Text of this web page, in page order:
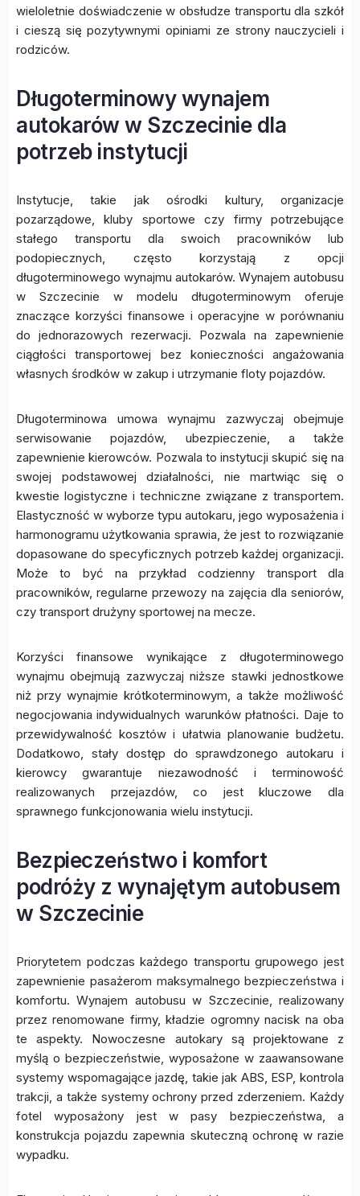
wieloletnie doświadczenie w obsłudze transportu dla szkół
i cieszą się pozytywnymi opiniami ze strony nauczycieli i
rodziców.
Długoterminowy wynajem
autokarów w Szczecinie dla
potrzeb instytucji
Instytucje, takie jak ośrodki kultury, organizacje
pozarządowe, kluby sportowe czy firmy potrzebujące
stałego transportu dla swoich pracowników lub
podopiecznych, często korzystają z opcji
długoterminowego wynajmu autokarów. Wynajem autobusu
w Szczecinie w modelu długoterminowym oferuje
znaczące korzyści finansowe i operacyjne w porównaniu
do jednorazowych rezerwacji. Pozwala na zapewnienie
ciągłości transportowej bez konieczności angażowania
własnych środków w zakup i utrzymanie floty pojazdów.
Długoterminowa umowa wynajmu zazwyczaj obejmuje
serwisowanie pojazdów, ubezpieczenie, a także
zapewnienie kierowców. Pozwala to instytucji skupić się na
swojej podstawowej działalności, nie martwiąc się o
kwestie logistyczne i techniczne związane z transportem.
Elastyczność w wyborze typu autokaru, jego wyposażenia i
harmonogramu użytkowania sprawia, że jest to rozwiązanie
dopasowane do specyficznych potrzeb każdej organizacji.
Może to być na przykład codzienny transport dla
pracowników, regularne przewozy na zajęcia dla seniorów,
czy transport drużyny sportowej na mecze.
Korzyści finansowe wynikające z długoterminowego
wynajmu obejmują zazwyczaj niższe stawki jednostkowe
niż przy wynajmie krótkoterminowym, a także możliwość
negocjowania indywidualnych warunków płatności. Daje to
przewidywalność kosztów i ułatwia planowanie budżetu.
Dodatkowo, stały dostęp do sprawdzonego autokaru i
kierowcy gwarantuje niezawodność i terminowość
realizowanych przejazdów, co jest kluczowe dla
sprawnego funkcjonowania wielu instytucji.
Bezpieczeństwo i komfort
podróży z wynajętym autobusem
w Szczecinie
Priorytetem podczas każdego transportu grupowego jest
zapewnienie pasażerom maksymalnego bezpieczeństwa i
komfortu. Wynajem autobusu w Szczecinie, realizowany
przez renomowane firmy, kładzie ogromny nacisk na oba
te aspekty. Nowoczesne autokary są projektowane z
myślą o bezpieczeństwie, wyposażone w zaawansowane
systemy wspomagające jazdę, takie jak ABS, ESP, kontrola
trakcji, a także systemy ochrony przed zderzeniem. Każdy
fotel wyposażony jest w pasy bezpieczeństwa, a
konstrukcja pojazdu zapewnia skuteczną ochronę w razie
wypadku.